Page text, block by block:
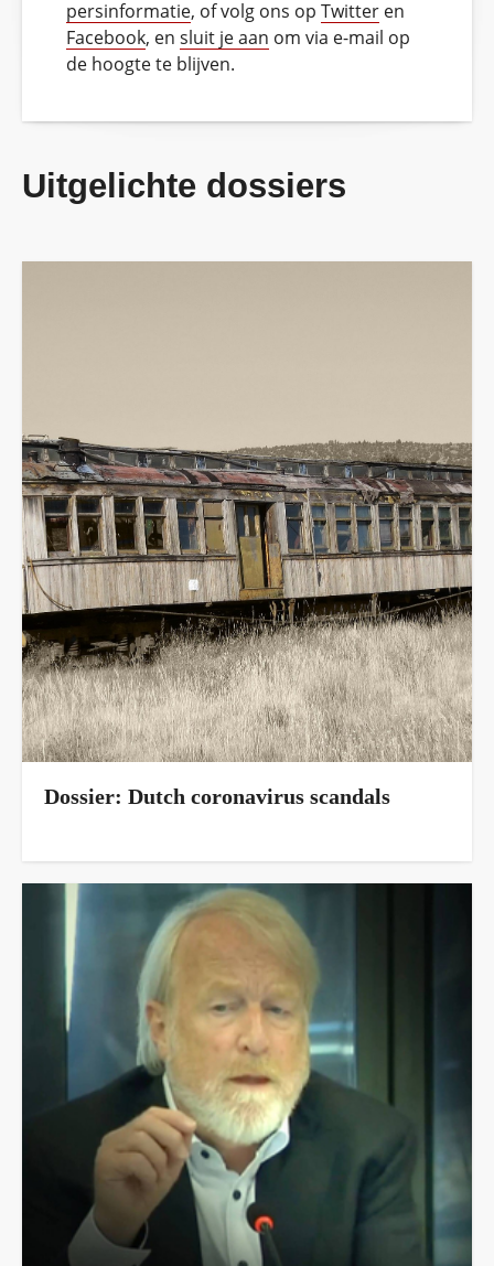
persinformatie, of volg ons op Twitter en
Facebook, en sluit je aan om via e-mail op
de hoogte te blijven.
Uitgelichte dossiers
Dossier: Dutch coronavirus scandals